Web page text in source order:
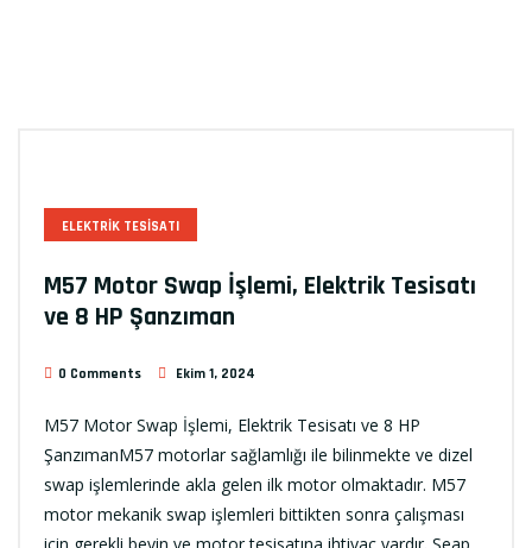
ELEKTRIK TESISATI
M57 Motor Swap İşlemi, Elektrik Tesisatı
ve 8 HP Şanzıman
0 Comments Ekim 1, 2024
M57 Motor Swap İşlemi, Elektrik Tesisatı ve 8 HP
ŞanzımanM57 motorlar sağlamlığı ile bilinmekte ve dizel
swap işlemlerinde akla gelen ilk motor olmaktadır. M57
motor mekanik swap işlemleri bittikten sonra çalışması